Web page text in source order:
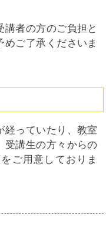
者の方のご負担と
ご了承くださいま
経っていたり、教室
受講生の方々からの
ご用意しておりま